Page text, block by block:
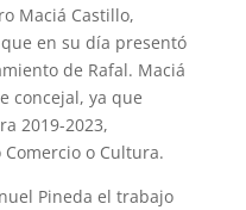
Maciá Castillo,
en su día presentó
de Rafal. Maciá
concejal, ya que
2019-2023,
o Cultura.
Pineda el trabajo